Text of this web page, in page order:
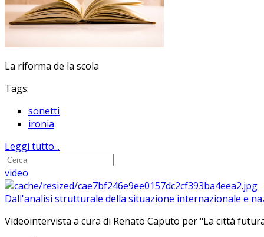
La riforma de la scola
Tags:
sonetti
ironia
Leggi tutto...
video
Dall'analisi strutturale della situazione internazionale e
Videointervista a cura di Renato Caputo per "La città